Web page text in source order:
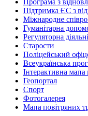
Програма з
Підтримка ЄС з
Міжнародне
Гуманітарна
Регуляторна
Старости
Поліцейський
Всеукраїнська
Інтерактивна мапа
Геопортал
Спорт
Фотогалерея
Мапа повітряних